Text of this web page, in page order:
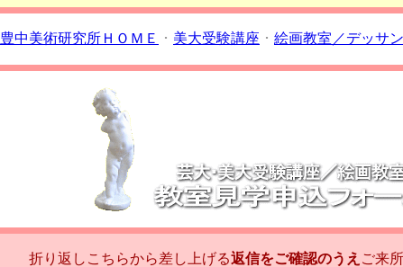
豊中美術研究所ＨＯＭＥ ･ 美大受験講座 ･ 絵画教室／デッサ
折り返しこちらから差し上げる返信をご確認のうえ ご来